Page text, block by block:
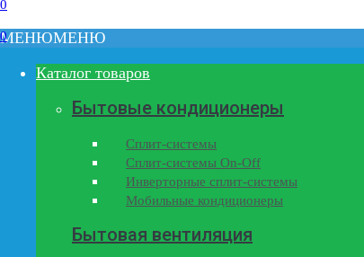
0
0
МЕНЮМЕНЮ
Каталог товаров
Бытовые кондиционеры
Сплит-системы
Сплит-системы On-Off
Инверторные сплит-системы
Мобильные кондиционеры
Бытовая вентиляция